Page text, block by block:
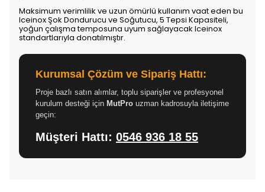
Maksimum verimlilik ve uzun ömürlü kullanım vaat eden bu
Iceinox Şok Dondurucu ve Soğutucu, 5 Tepsi Kapasiteli,
yoğun çalışma temposuna uyum sağlayacak Iceinox
standartlarıyla donatılmıştır.
Kurumsal Çözüm ve Sipariş Hattı:
Proje bazlı satın alımlar, toplu siparişler ve profesyonel
kurulum desteği için MutPro uzman kadrosuyla iletişime
geçin:
Müşteri Hattı: 0546 936 18 55